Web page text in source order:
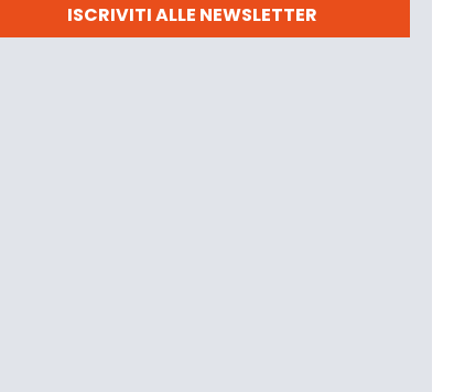
ISCRIVITI ALLE NEWSLETTER